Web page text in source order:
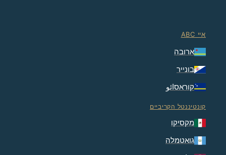
איי ABC
ארובה
בונייר
קוראסائو
קונטיננטל הקריביים
מקסיקו
גואטמלה